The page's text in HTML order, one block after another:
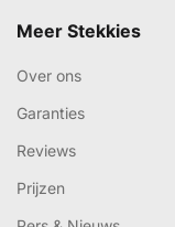
Meer Stekkies
Over ons
Garanties
Reviews
Prijzen